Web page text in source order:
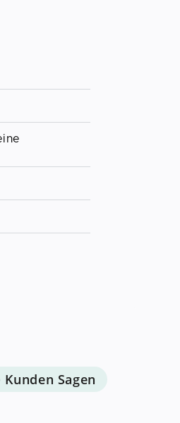
Sagen